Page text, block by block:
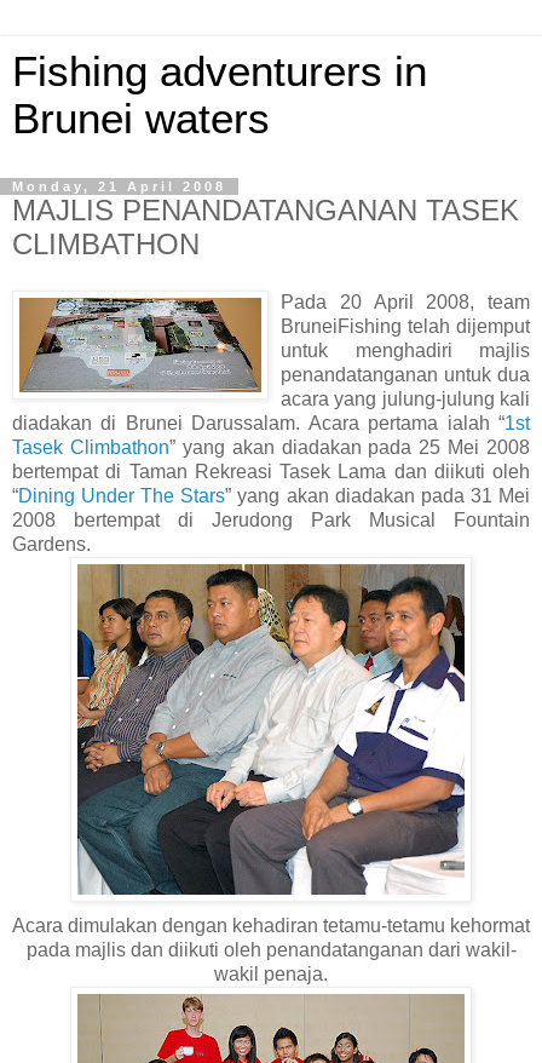
Fishing adventurers in
Brunei waters
Monday, 21 April 2008
MAJLIS PENANDATANGANAN TASEK
CLIMBATHON
Pada 20 April 2008, team
BruneiFishing telah dijemput
untuk menghadiri majlis
penandatanganan untuk dua
acara yang julung-julung kali
diadakan di Brunei Darussalam. Acara pertama ialah “1st
Tasek Climbathon” yang akan diadakan pada 25 Mei 2008
bertempat di Taman Rekreasi Tasek Lama dan diikuti oleh
“Dining Under The Stars” yang akan diadakan pada 31 Mei
2008 bertempat di Jerudong Park Musical Fountain
Gardens.
Acara dimulakan dengan kehadiran tetamu-tetamu kehormat
pada majlis dan diikuti oleh penandatanganan dari wakil-
wakil penaja.